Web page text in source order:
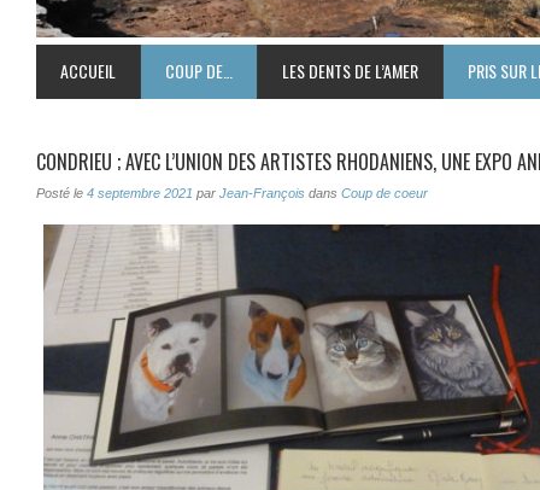
ACCUEIL COUP DE… LES DENTS DE L’AMER PRIS SUR
CONDRIEU ; AVEC L’UNION DES ARTISTES RHODANIENS, UNE EXPO
Posté le 4 septembre 2021 par Jean-François dans Coup de coeur